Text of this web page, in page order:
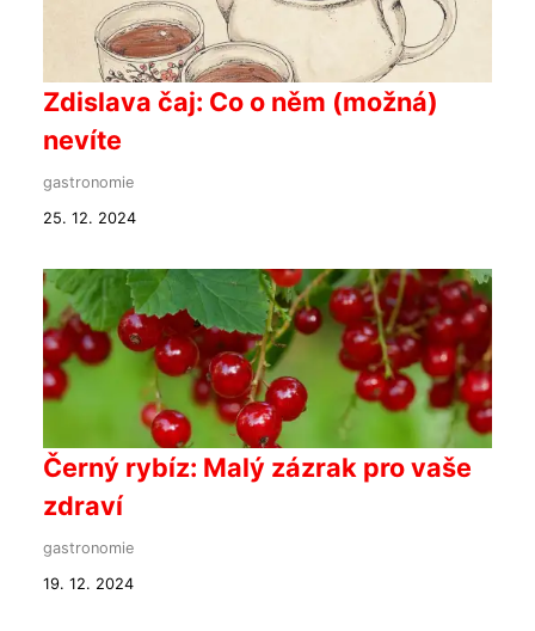
Zdislava čaj: Co o něm (možná)
nevíte
gastronomie
25. 12. 2024
Černý rybíz: Malý zázrak pro vaše
zdraví
gastronomie
19. 12. 2024